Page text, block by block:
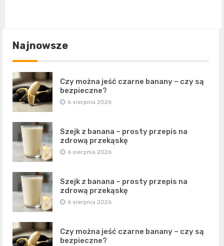
Najnowsze
Czy można jeść czarne banany – czy są
bezpieczne?
6 sierpnia 2026
Szejk z banana – prosty przepis na
zdrową przekąskę
6 sierpnia 2026
Szejk z banana – prosty przepis na
zdrową przekąskę
6 sierpnia 2026
Czy można jeść czarne banany – czy są
bezpieczne?